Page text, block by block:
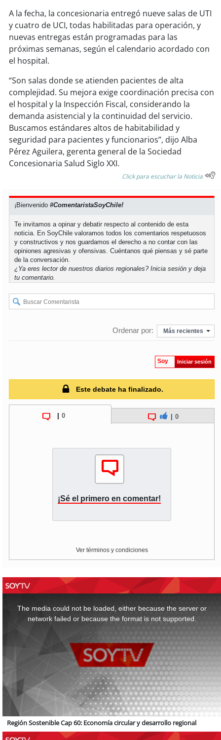
soyquillota
soy sanantonio
soychillán
soysancarlos
soytalcahuano
soyconcepción
soycoronel
soytemuco
soy valdivia
soyosorno
soypuertomontt
soychiloé
A la fecha, la concesionaria entregó nueve salas de UTI
y cuatro de UCI, todas habilitadas para operación, y
nuevas entregas están programadas para las
próximas semanas, según el calendario acordado con
el hospital.
“Son salas donde se atienden pacientes de alta
complejidad. Su mejora exige coordinación precisa con
el hospital y la Inspección Fiscal, considerando la
demanda asistencial y la continuidad del servicio.
Buscamos estándares altos de habitabilidad y
seguridad para pacientes y funcionarios”, dijo Alba
Pérez Aguilera, gerenta general de la Sociedad
Concesionaria Salud Siglo XXI.
Click para escuchar la Noticia
¡Bienvenido#ComentaristaSoyChile!
Te invitamos a opinar y debatir respecto al contenido de esta
noticia. En SoyChile valoramos todos los comentarios respetuosos
y constructivos y nos guardamos el derecho a no contar con las
opiniones agresivas y ofensivas. Cuéntanos qué piensas y sé parte
de la conversación.
¿Ya eres lector de nuestros diarios regionales?Inicia sesión y deja
tu comentario.
Ordenar por: Más recientes
Soy Iniciar sesión
Este debate ha finalizado.
0 0
¡Sé el primero en comentar!
Ver términos y condiciones
The media could not be loaded, either because the server or
network failed or because the format is not supported.
Región Sostenible Cap 60: Economía circular y desarrollo regional